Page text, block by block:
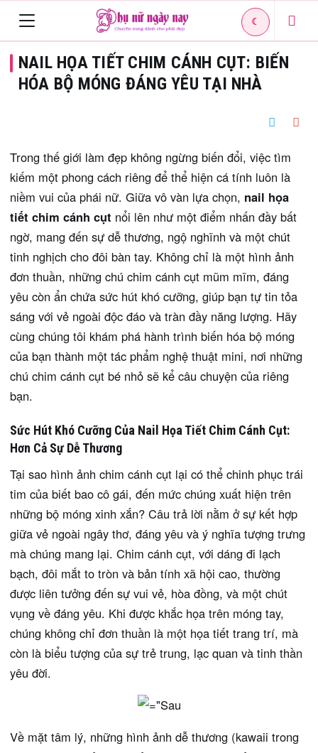
navigation
☾
NAIL HỌA TIẾT CHIM CÁNH CỤT: BIẾN
HÓA BỘ MÓNG ĐÁNG YÊU TẠI NHÀ
Trong thế giới làm đẹp không ngừng biến đổi, việc tìm
kiếm một phong cách riêng để thể hiện cá tính luôn là
niềm vui của phái nữ. Giữa vô vàn lựa chọn, nail họa
tiết chim cánh cụt nổi lên như một điểm nhấn đầy bất
ngờ, mang đến sự dễ thương, ngộ nghĩnh và một chút
tinh nghịch cho đôi bàn tay. Không chỉ là một hình ảnh
đơn thuần, những chú chim cánh cụt mũm mĩm, đáng
yêu còn ẩn chứa sức hút khó cưỡng, giúp bạn tự tin tỏa
sáng với vẻ ngoài độc đáo và tràn đầy năng lượng. Hãy
cùng chúng tôi khám phá hành trình biến hóa bộ móng
của bạn thành một tác phẩm nghệ thuật mini, nơi những
chú chim cánh cụt bé nhỏ sẽ kể câu chuyện của riêng
bạn.
Sức Hút Khó Cưỡng Của Nail Họa Tiết Chim Cánh Cụt:
Hơn Cả Sự Dễ Thương
Tại sao hình ảnh chim cánh cụt lại có thể chinh phục trái
tim của biết bao cô gái, đến mức chúng xuất hiện trên
những bộ móng xinh xắn? Câu trả lời nằm ở sự kết hợp
giữa vẻ ngoài ngây thơ, đáng yêu và ý nghĩa tượng trưng
mà chúng mang lại. Chim cánh cụt, với dáng đi lạch
bạch, đôi mắt to tròn và bản tính xã hội cao, thường
được liên tưởng đến sự vui vẻ, hòa đồng, và một chút
vụng về đáng yêu. Khi được khắc họa trên móng tay,
chúng không chỉ đơn thuần là một họa tiết trang trí, mà
còn là biểu tượng của sự trẻ trung, lạc quan và tinh thần
yêu đời.
Về mặt tâm lý, những hình ảnh dễ thương (kawaii trong